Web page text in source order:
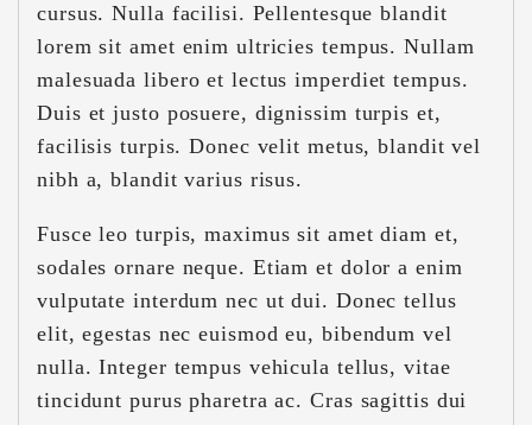
cursus. Nulla facilisi. Pellentesque blandit
lorem sit amet enim ultricies tempus. Nullam
malesuada libero et lectus imperdiet tempus.
Duis et justo posuere, dignissim turpis et,
facilisis turpis. Donec velit metus, blandit vel
nibh a, blandit varius risus.
Fusce leo turpis, maximus sit amet diam et,
sodales ornare neque. Etiam et dolor a enim
vulputate interdum nec ut dui. Donec tellus
elit, egestas nec euismod eu, bibendum vel
nulla. Integer tempus vehicula tellus, vitae
tincidunt purus pharetra ac. Cras sagittis dui